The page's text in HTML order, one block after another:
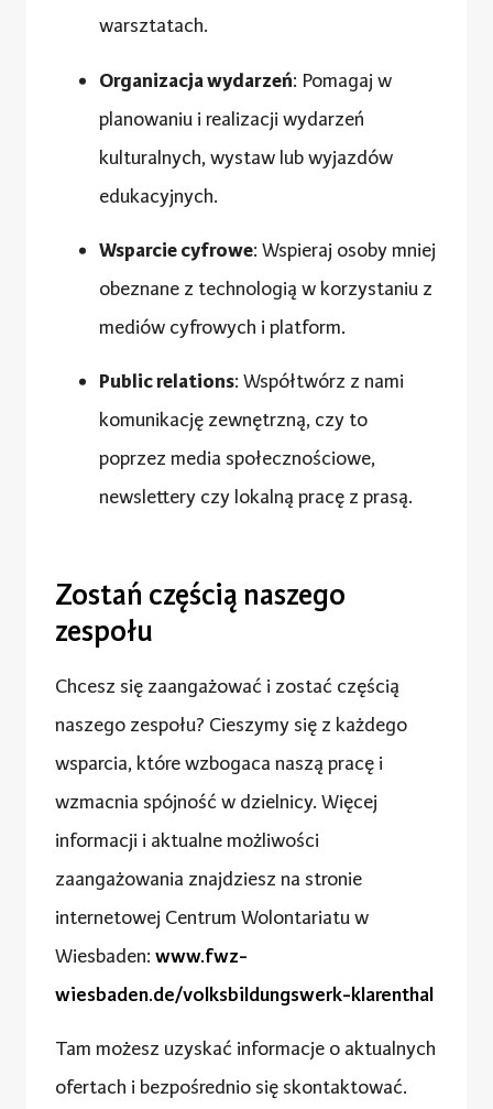
warsztatach.
Organizacja wydarzeń: Pomagaj w
planowaniu i realizacji wydarzeń
kulturalnych, wystaw lub wyjazdów
edukacyjnych.
Wsparcie cyfrowe: Wspieraj osoby mniej
obeznane z technologią w korzystaniu z
mediów cyfrowych i platform.
Public relations: Współtwórz z nami
komunikację zewnętrzną, czy to
poprzez media społecznościowe,
newslettery czy lokalną pracę z prasą.
Zostań częścią naszego
zespołu
Chcesz się zaangażować i zostać częścią
naszego zespołu? Cieszymy się z każdego
wsparcia, które wzbogaca naszą pracę i
wzmacnia spójność w dzielnicy. Więcej
informacji i aktualne możliwości
zaangażowania znajdziesz na stronie
internetowej Centrum Wolontariatu w
Wiesbaden: www.fwz-
wiesbaden.de/volksbildungswerk-klarenthal
Tam możesz uzyskać informacje o aktualnych
ofertach i bezpośrednio się skontaktować.